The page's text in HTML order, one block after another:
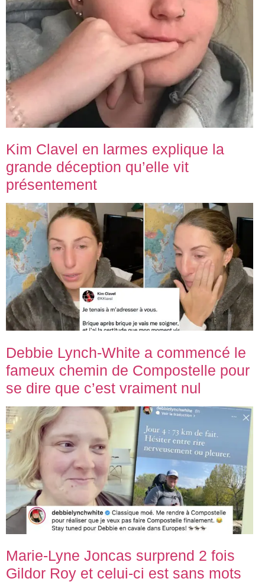
Kim Clavel en larmes explique la
grande déception qu’elle vit
présentement
Debbie Lynch-White a commencé le
fameux chemin de Compostelle pour
se dire que c’est vraiment nul
Marie-Lyne Joncas surprend 2 fois
Gildor Roy et celui-ci est sans mots